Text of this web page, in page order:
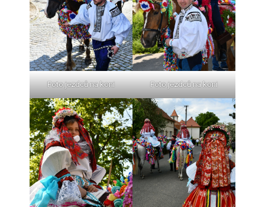
Foto jezdců na koni Foto jezdců na koni